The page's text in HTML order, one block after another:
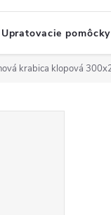
Upratovacie pomôcky
krabica klopová